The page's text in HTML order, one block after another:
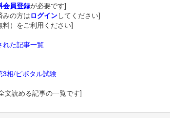
会員登録が必要です]
みの方はログインしてください]
料）をご利用ください]
た記事一覧
3相/ピボタル試験
文読める記事の一覧です]